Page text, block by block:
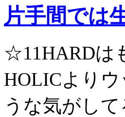
片手間では
☆11HARDは
HOLICより
うな気がし